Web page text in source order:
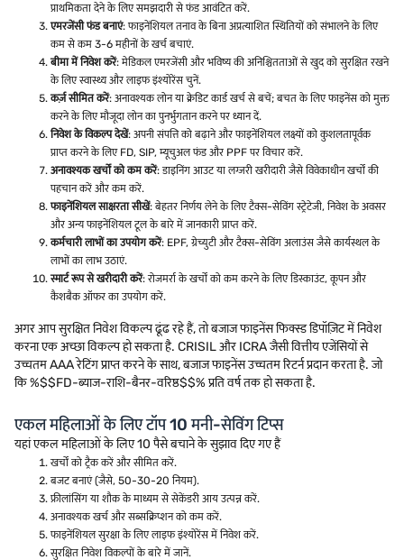
प्राथमिकता देने के लिए समझदारी से फंड आवंटित करें.
एमरजेंसी फंड बनाएं: फाइनेंशियल तनाव के बिना अप्रत्याशित स्थितियों को संभालने के लिए
कम से कम 3-6 महीनों के खर्च बचाएं.
बीमा में निवेश करें: मेडिकल एमरजेंसी और भविष्य की अनिश्चितताओं से खुद को सुरक्षित रखने
के लिए स्वास्थ्य और लाइफ इंश्योरेंस चुनें.
कर्ज़ सीमित करें: अनावश्यक लोन या क्रेडिट कार्ड खर्च से बचें; बचत के लिए फाइनेंस को मुक्त
करने के लिए मौजूदा लोन का पुनर्भुगतान करने पर ध्यान दें.
निवेश के विकल्प देखें: अपनी संपत्ति को बढ़ाने और फाइनेंशियल लक्ष्यों को कुशलतापूर्वक
प्राप्त करने के लिए FD, SIP, म्यूचुअल फंड और PPF पर विचार करें.
अनावश्यक खर्चों को कम करें: डाइनिंग आउट या लग्जरी खरीदारी जैसे विवेकाधीन खर्चों की
पहचान करें और कम करें.
फाइनेंशियल साक्षरता सीखें: बेहतर निर्णय लेने के लिए टैक्स-सेविंग स्ट्रेटेजी, निवेश के अवसर
और अन्य फाइनेंशियल टूल के बारे में जानकारी प्राप्त करें.
कर्मचारी लाभों का उपयोग करें: EPF, ग्रेच्युटी और टैक्स-सेविंग अलाउंस जैसे कार्यस्थल के
लाभों का लाभ उठाएं.
स्मार्ट रूप से खरीदारी करें: रोजमर्रा के खर्चों को कम करने के लिए डिस्काउंट, कूपन और
कैशबैक ऑफर का उपयोग करें.
अगर आप सुरक्षित निवेश विकल्प ढूंढ रहे हैं, तो बजाज फाइनेंस फिक्स्ड डिपॉज़िट में निवेश
करना एक अच्छा विकल्प हो सकता है. CRISIL और ICRA जैसी वित्तीय एजेंसियों से
उच्चतम AAA रेटिंग प्राप्त करने के साथ, बजाज फाइनेंस उच्चतम रिटर्न प्रदान करता है. जो
कि %$$FD-ब्याज-राशि-बैनर-वरिष्ठ$$% प्रति वर्ष तक हो सकता है.
एकल महिलाओं के लिए टॉप 10 मनी-सेविंग टिप्स
यहां एकल महिलाओं के लिए 10 पैसे बचाने के सुझाव दिए गए हैं
खर्चों को ट्रैक करें और सीमित करें.
बजट बनाएं (जैसे, 50-30-20 नियम).
फ्रीलांसिंग या शौक के माध्यम से सेकेंडरी आय उत्पन्न करें.
अनावश्यक खर्च और सब्सक्रिप्शन को कम करें.
फाइनेंशियल सुरक्षा के लिए लाइफ इंश्योरेंस में निवेश करें.
सुरक्षित निवेश विकल्पों के बारे में जानें.